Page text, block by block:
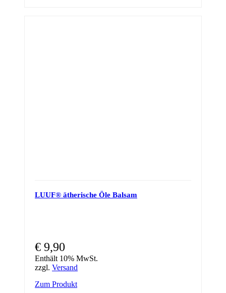
LUUF® ätherische Öle Balsam
€ 9,90
Enthält 10% MwSt.
zzgl. Versand
Zum Produkt